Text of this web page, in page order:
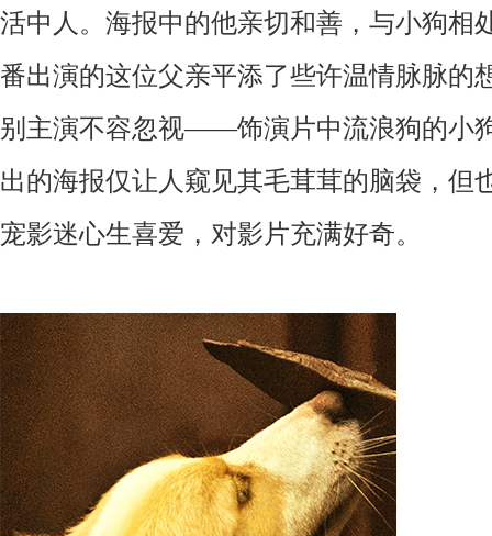
活中人。海报中的他亲切和善，与小狗相
番出演的这位父亲平添了些许温情脉脉的
别主演不容忽视——饰演片中流浪狗的小
出的海报仅让人窥见其毛茸茸的脑袋，但
宠影迷心生喜爱，对影片充满好奇。